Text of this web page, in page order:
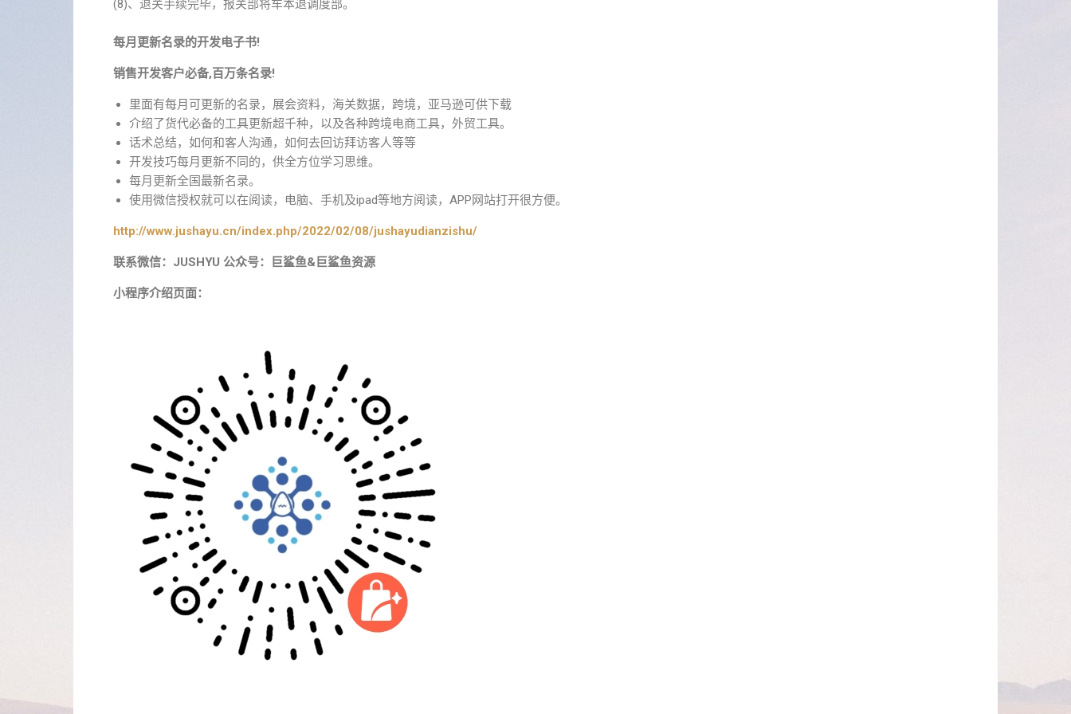
(8)、退关手续完毕，报关部将车本退调度部。
每月更新名录的开发电子书!
销售开发客户必备,百万条名录!
里面有每月可更新的名录，展会资料，海关数据，跨境，亚马逊可供下载
介绍了货代必备的工具更新超千种，以及各种跨境电商工具，外贸工具。
话术总结，如何和客人沟通，如何去回访拜访客人等等
开发技巧每月更新不同的，供全方位学习思维。
每月更新全国最新名录。
使用微信授权就可以在阅读，电脑、手机及ipad等地方阅读，APP网站打开很方便。
http://www.jushayu.cn/index.php/2022/02/08/jushayudianzishu/
联系微信：JUSHYU 公众号：巨鲨鱼&巨鲨鱼资源
小程序介绍页面：